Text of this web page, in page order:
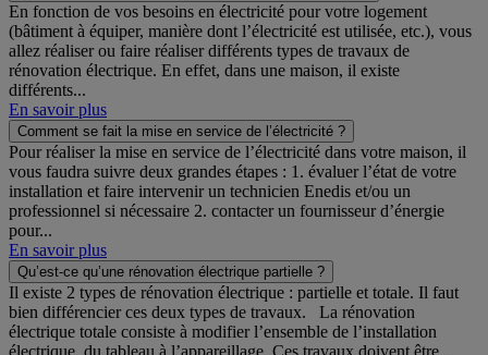
En fonction de vos besoins en électricité pour votre logement
(bâtiment à équiper, manière dont l’électricité est utilisée, etc.), vous
allez réaliser ou faire réaliser différents types de travaux de
rénovation électrique. En effet, dans une maison, il existe
différents...
En savoir plus
Comment se fait la mise en service de l’électricité ?
Pour réaliser la mise en service de l’électricité dans votre maison, il
vous faudra suivre deux grandes étapes : 1. évaluer l’état de votre
installation et faire intervenir un technicien Enedis et/ou un
professionnel si nécessaire 2. contacter un fournisseur d’énergie
pour...
En savoir plus
Qu’est-ce qu’une rénovation électrique partielle ?
Il existe 2 types de rénovation électrique : partielle et totale. Il faut
bien différencier ces deux types de travaux. La rénovation
électrique totale consiste à modifier l’ensemble de l’installation
électrique, du tableau à l’appareillage. Ces travaux doivent être...